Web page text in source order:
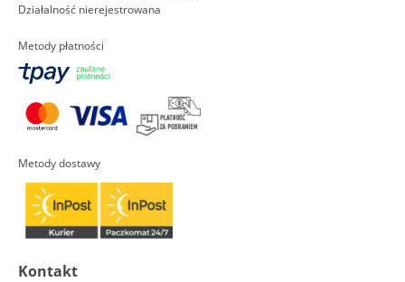
Działalność nierejestrowana
Metody płatności
Metody dostawy
Kontakt